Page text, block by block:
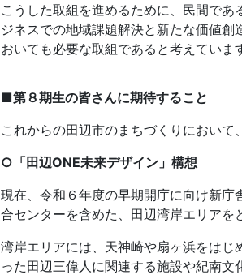
こうした取組を進めるために、民間で
ジネスでの地域課題解決と新たな価値創
おいても必要な取組であると考えていま
■第８期生の皆さんに期待すること
これからの田辺市のまちづくりにおいて
○「田辺ONE未来デザイン」構想
現在、令和６年度の早期開庁に向け新
合センターを含めた、田辺湾岸エリアを
湾岸エリアには、天神崎や扇ヶ浜をは
った田辺三偉人に関連する施設や紀南